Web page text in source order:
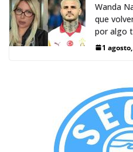
Wanda
que
por algo
1